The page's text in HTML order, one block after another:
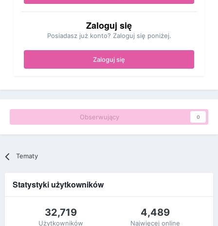
Zaloguj się
Posiadasz już konto? Zaloguj się poniżej.
Zaloguj się
Obserwujący 0
Tematy
Statystyki użytkowników
32,719
Użytkowników
4,489
Najwięcej online